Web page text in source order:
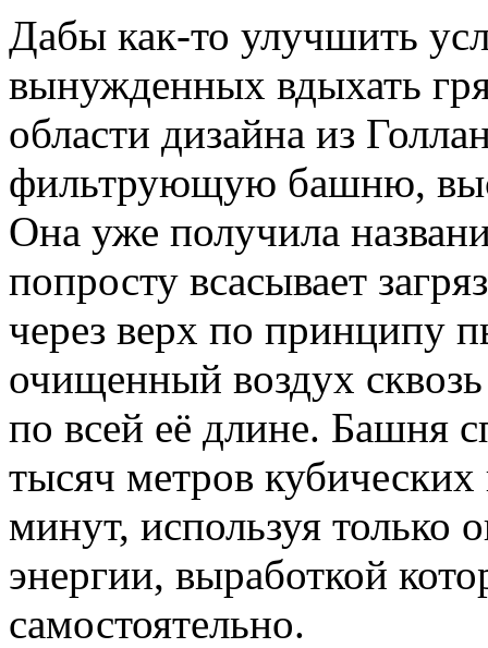
Дабы как-то улучшить
вынужденных вдыхать
области дизайна из
фильтрующую башню,
Она уже получила
попросту всасывает
через верх по принципу
очищенный воздух
по всей её длине. Башня
тысяч метров
минут, используя только
энергии, выработкой
самостоятельно.